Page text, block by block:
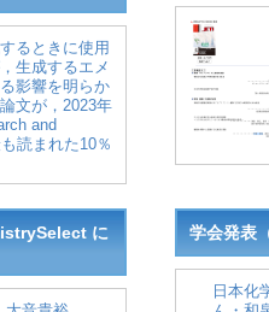
るときに使用
生成するエメ
影響を明らか
文が，2023年
and
読まれた10％
に
学会発表
日本化